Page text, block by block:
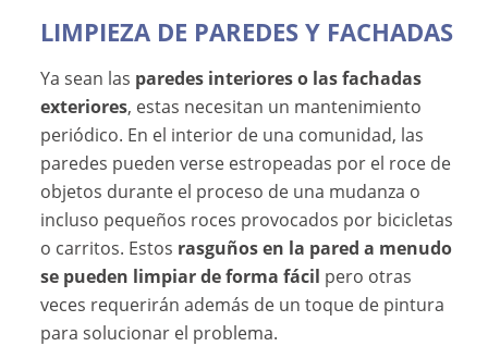
LIMPIEZA DE PAREDES Y FACHADAS
Ya sean las paredes interiores o las fachadas
exteriores, estas necesitan un mantenimiento
periódico. En el interior de una comunidad, las
paredes pueden verse estropeadas por el roce de
objetos durante el proceso de una mudanza o
incluso pequeños roces provocados por bicicletas
o carritos. Estos rasguños en la pared a menudo
se pueden limpiar de forma fácil pero otras
veces requerirán además de un toque de pintura
para solucionar el problema.